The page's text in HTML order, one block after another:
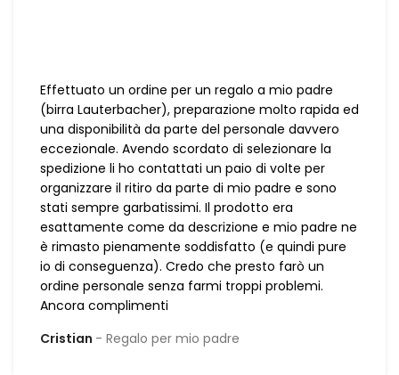
Effettuato un ordine per un regalo a mio padre
(birra Lauterbacher), preparazione molto rapida ed
una disponibilità da parte del personale davvero
eccezionale. Avendo scordato di selezionare la
spedizione li ho contattati un paio di volte per
organizzare il ritiro da parte di mio padre e sono
stati sempre garbatissimi. Il prodotto era
esattamente come da descrizione e mio padre ne
è rimasto pienamente soddisfatto (e quindi pure
io di conseguenza). Credo che presto farò un
ordine personale senza farmi troppi problemi.
Ancora complimenti
Cristian
Regalo per mio padre